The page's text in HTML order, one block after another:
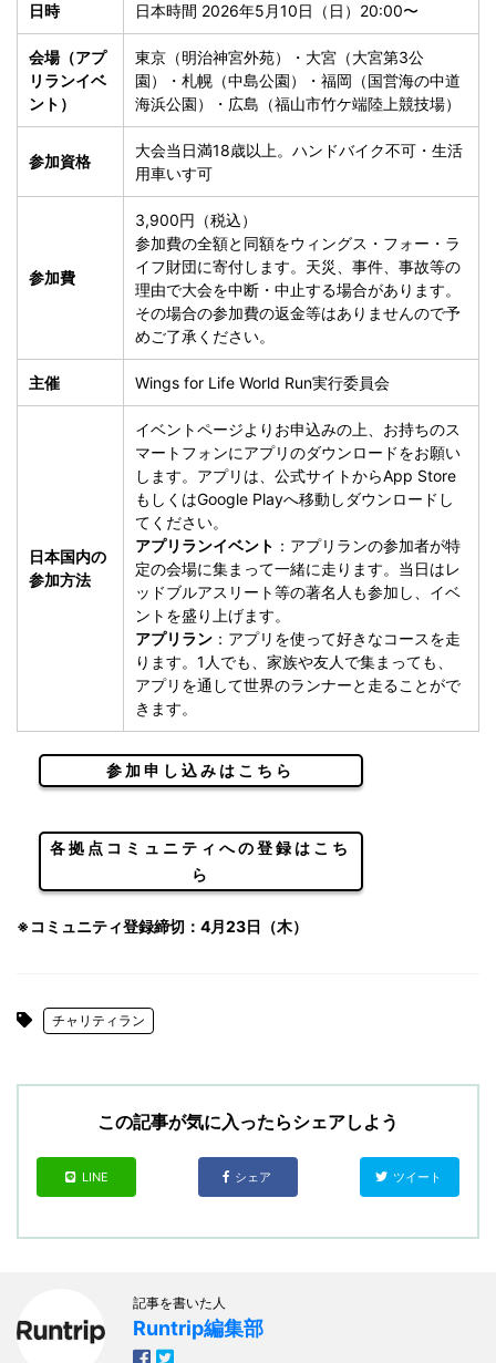
日時 日本時間 2026年5月10日（日）20:00〜
会場（アプ
リランイベ
ント）
東京（明治神宮外苑）・大宮（大宮第3公
園）・札幌（中島公園）・福岡（国営海の中道
海浜公園）・広島（福山市竹ケ端陸上競技場）
参加資格
大会当日満18歳以上。ハンドバイク不可・生活
用車いす可
参加費
3,900円（税込）
参加費の全額と同額をウィングス・フォー・ラ
イフ財団に寄付します。天災、事件、事故等の
理由で大会を中断・中止する場合があります。
その場合の参加費の返金等はありませんので予
めご了承ください。
主催 Wings for Life World Run実行委員会
日本国内の
参加方法
イベントページよりお申込みの上、お持ちのス
マートフォンにアプリのダウンロードをお願い
します。アプリは、公式サイトからApp Store
もしくはGoogle Playへ移動しダウンロードし
てください。
アプリランイベント ：アプリランの参加者が特
定の会場に集まって一緒に走ります。当日はレ
ッドブルアスリート等の著名人も参加し、イベ
ントを盛り上げます。
アプリラン ：アプリを使って好きなコースを走
ります。1人でも、家族や友人で集まっても、
アプリを通して世界のランナーと走ることがで
きます。
参加申し込みはこちら
各拠点コミュニティへの登録はこち
ら
※コミュニティ登録締切：4月23日（木）
チャリティラン
この記事が気に入ったらシェアしよう
LINE シェア ツイート
記事を書いた人
Runtrip編集部